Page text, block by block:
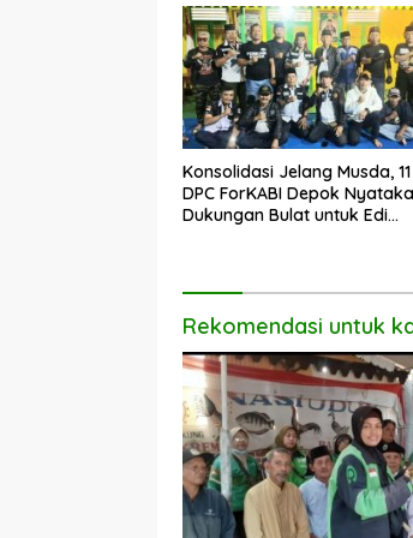
Konsolidasi Jelang Musda, 11
DPC ForKABI Depok
Dukungan Bulat untuk Edi
Rekomendasi untuk